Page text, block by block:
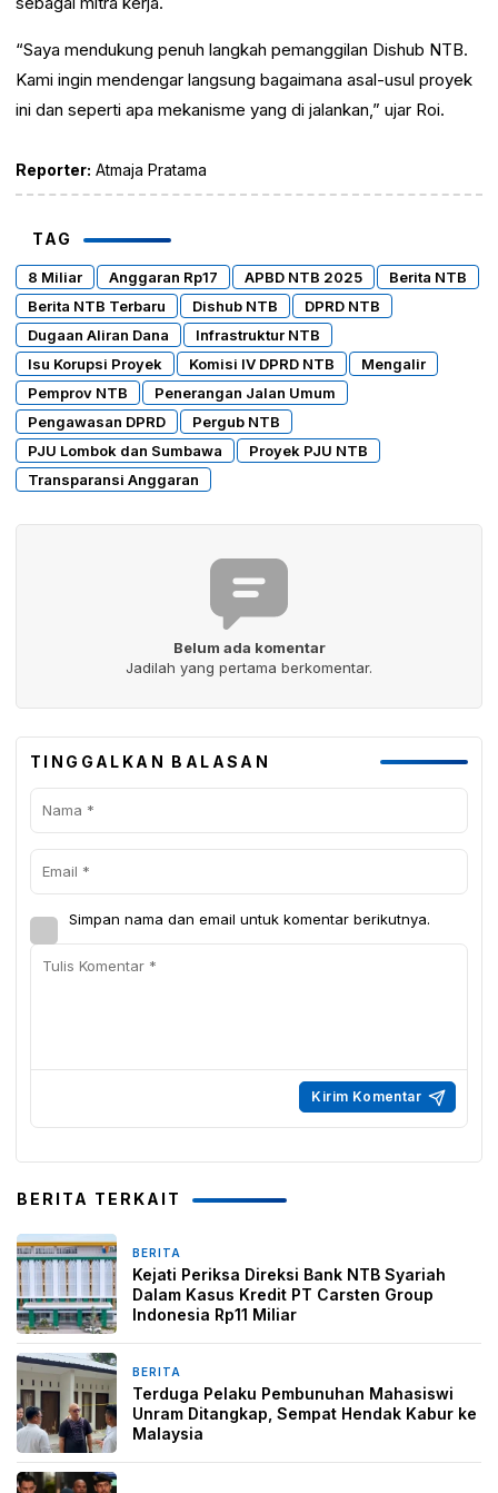
“Saya mendukung penuh langkah pemanggilan Dishub NTB.
Kami ingin mendengar langsung bagaimana asal-usul proyek
ini dan seperti apa mekanisme yang di jalankan,” ujar Roi.
Reporter: Atmaja Pratama
TAG
8 Miliar Anggaran Rp17 APBD NTB 2025
Berita NTB
Berita NTB Terbaru
Dishub NTB
DPRD NTB
Dugaan Aliran Dana
Infrastruktur NTB
Isu Korupsi Proyek
Komisi IV DPRD NTB
Mengalir
Pemprov NTB
Penerangan Jalan Umum
Pengawasan DPRD
Pergub NTB
PJU Lombok dan Sumbawa
Proyek PJU NTB
Transparansi Anggaran
Belum ada komentar
Jadilah yang pertama berkomentar.
TINGGALKAN BALASAN
Simpan nama dan email untuk komentar berikutnya.
BERITA TERKAIT
BERITA
Kejati Periksa Direksi Bank NTB Syariah
Dalam Kasus Kredit PT Carsten Group
Indonesia Rp11 Miliar
BERITA
Terduga Pelaku Pembunuhan Mahasiswi
Unram Ditangkap, Sempat Hendak Kabur ke
Malaysia